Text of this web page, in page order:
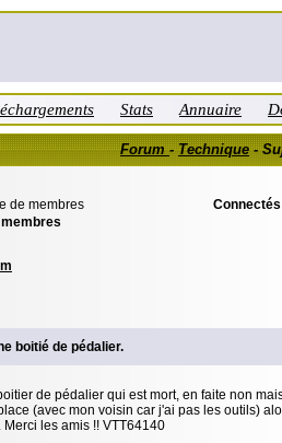
Stats Annuaire
Forum-Technique-
Connectés
boitié de pédalier.
de pédalier qui est mort, en faite non
(avec mon voisin car j'ai pas les outils)
Merci les amis !! VTT64140